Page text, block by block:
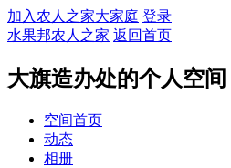
加入农人之家大家庭 登录
水果邦农人之家 返回首页
大旗造办处的个人空间
空间首页
动态
相册